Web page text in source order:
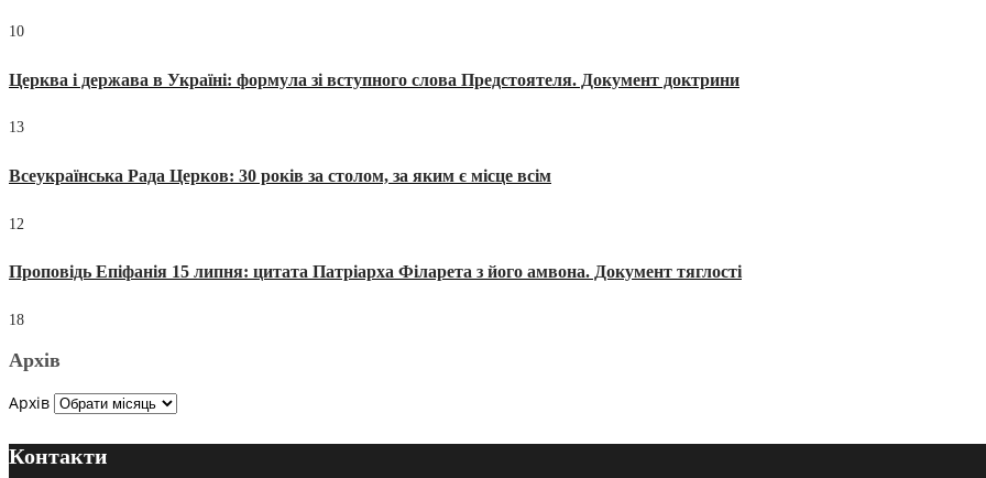
10
Церква і держава в Україні: формула зі вступного слова Предстоятеля. Документ доктрини
13
Всеукраїнська Рада Церков: 30 років за столом, за яким є місце всім
12
Проповідь Епіфанія 15 липня: цитата Патріарха Філарета з його амвона. Документ тяглості
18
Архів
Архів
Контакти